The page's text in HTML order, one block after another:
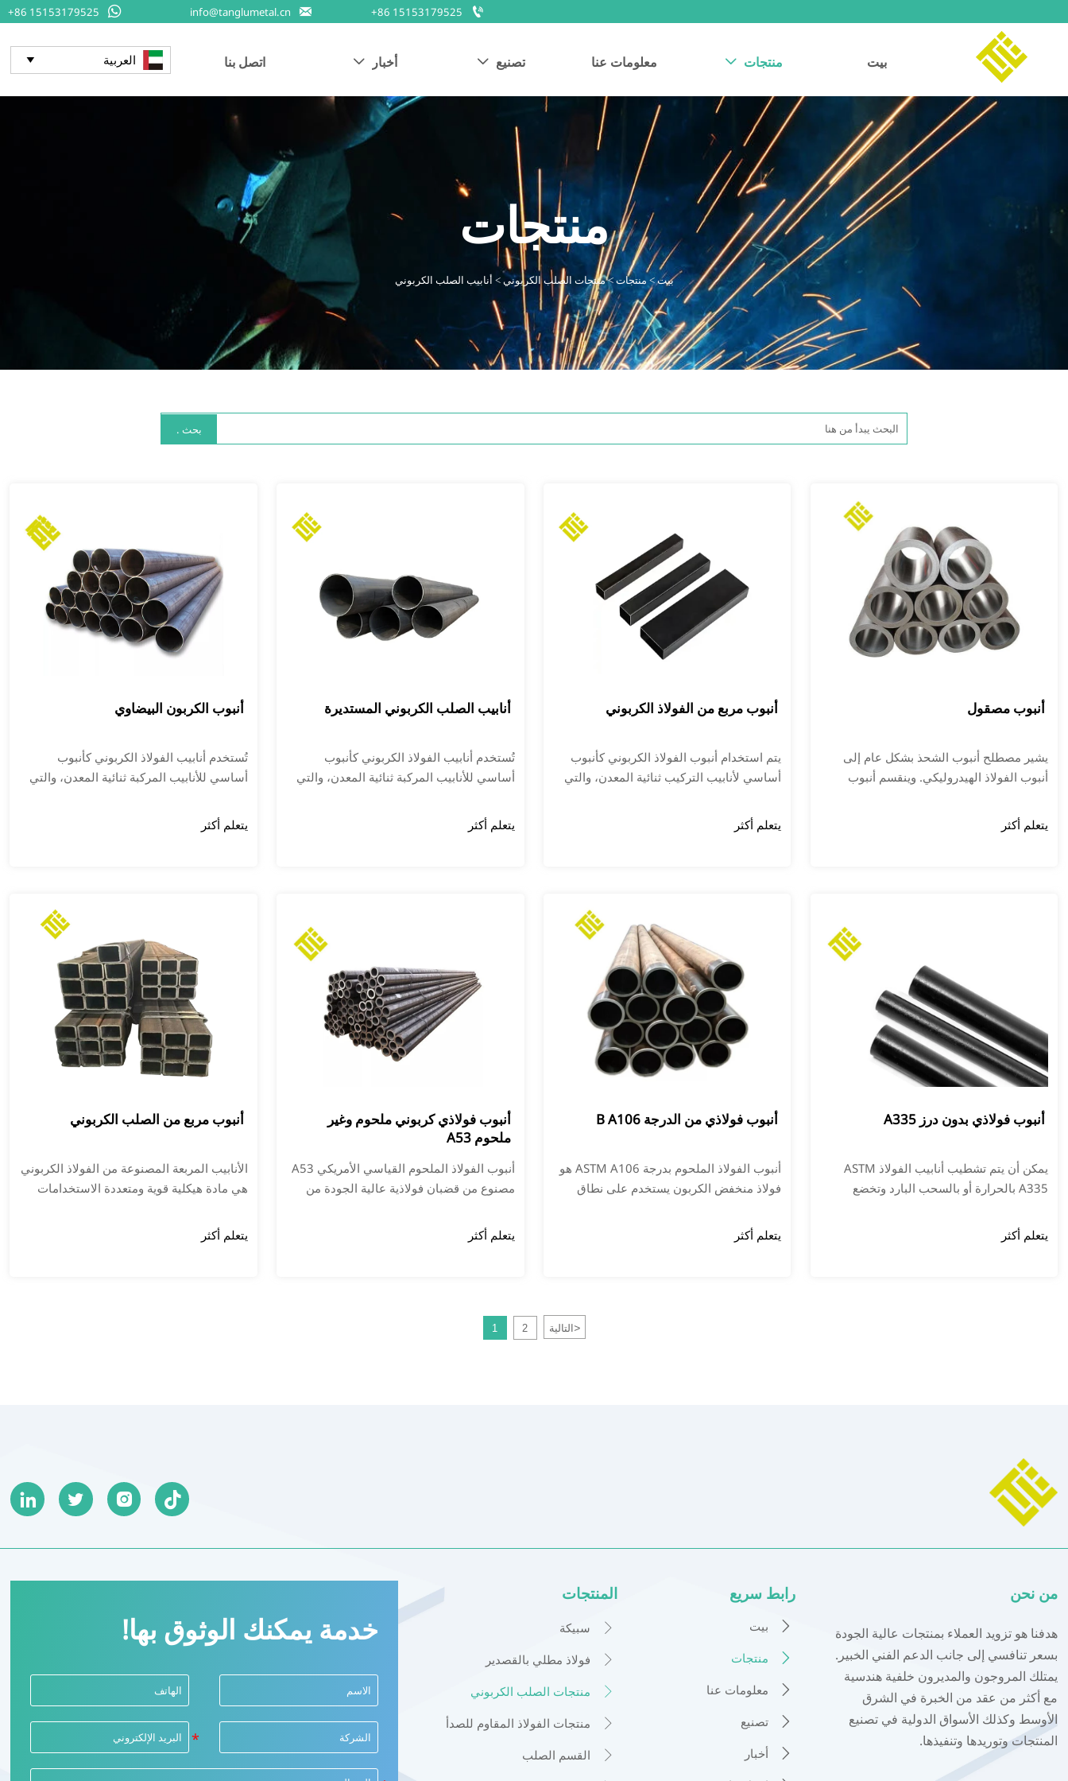

+86 15153179525

info@tanglumetal.cn

+86 15153179525
بيت منتجات  معلومات عنا تصنيع  أخبار  اتصل بنا العربية 
منتجات
بيت> منتجات>منتجات الصلب الكربوني > أنابيب الصلب الكربوني
بحث .
أنبوب الكربون البيضاوي
تُستخدم أنابيب الفولاذ الكربوني كأنبوب
أساسي للأنابيب المركبة ثنائية المعدن، والتي
المقاوم للصدأ، أو سبائك الفولاذ التيتانيوم، أو
النحاس أو الألومنيوم، وما إلى ذلك.
يتعلم أكثر
أنابيب الصلب الكربوني المستديرة
تُستخدم أنابيب الفولاذ الكربوني كأنبوب
أساسي للأنابيب المركبة ثنائية المعدن، والتي
المقاوم للصدأ، أو سبائك الفولاذ التيتانيوم، أو
النحاس أو الألومنيوم، وما إلى ذلك.
يتعلم أكثر
أنبوب مربع من الفولاذ الكربوني
يتم استخدام أنبوب الفولاذ الكربوني كأنبوب
أساسي لأنابيب التركيب ثنائية المعدن، والتي
المقاوم للصدأ أو سبائك الفولاذ أو النحاس أو
الألومنيوم، وما إلى ذلك.
يتعلم أكثر
أنبوب مصقول
يشير مصطلح أنبوب الشحذ بشكل عام إلى
أنبوب الفولاذ الهيدروليكي. وينقسم أنبوب
السوائل وأنبوب الفولاذ الزيتي المستخدم في
النظام الهيدروليكي، والمعروف أيضًا باسم
يتعلم أكثر
أنبوب مربع من الصلب الكربوني
الأنابيب المربعة المصنوعة من الفولاذ الكربوني
هي مادة هيكلية قوية ومتعددة الاستخدامات
والسيارات والآلات.
يتعلم أكثر
أنبوب فولاذي كربوني ملحوم وغير
ملحوم A53
أنبوب الفولاذ الملحوم القياسي الأمريكي A53
مصنوع من قضبان فولاذية عالية الجودة من
من العمليات. التركيب الكيميائي والخصائص
الميكانيكية لأنبوب الفولاذ هذا يتوافق مع
يتعلم أكثر
أنبوب فولاذي من الدرجة B A106
أنبوب الفولاذ الملحوم بدرجة ASTM A106 هو
فولاذ منخفض الكربون يستخدم على نطاق
والغلايات. تتمتع المادة بخصائص ميكانيكية
جيدة.
يتعلم أكثر
أنبوب فولاذي بدون درز A335
يمكن أن يتم تشطيب أنابيب الفولاذ ASTM
A335 بالحرارة أو بالسحب البارد وتخضع
المواصفات الأنابيب الملحومة "بالكروم
والموليبدينوم" ذات المقاومة الممتازة للتآكل
يتعلم أكثر
1 2 التالية >




من نحن
هدفنا هو تزويد العملاء بمنتجات عالية الجودة
بسعر تنافسي إلى جانب الدعم الفني الخبير.
يمتلك المروجون والمديرون خلفية هندسية
مع أكثر من عقد من الخبرة في الشرق
الأوسط وكذلك الأسواق الدولية في تصنيع
المنتجات وتوريدها وتنفيذها.
رابط سريع
 بيت
 منتجات
 معلومات عنا
 تصنيع
 أخبار
المنتجات
 سبيكة
 فولاذ مطلي بالقصدير
 منتجات الصلب الكربوني
 منتجات الفولاذ المقاوم للصدأ
 القسم الصلب
خدمة يمكنك الوثوق بها!